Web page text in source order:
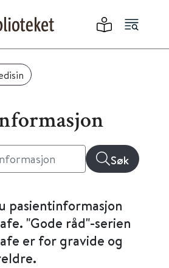
Søk
pasientinformasjon
"Gode råd"-serien
er for gravide og